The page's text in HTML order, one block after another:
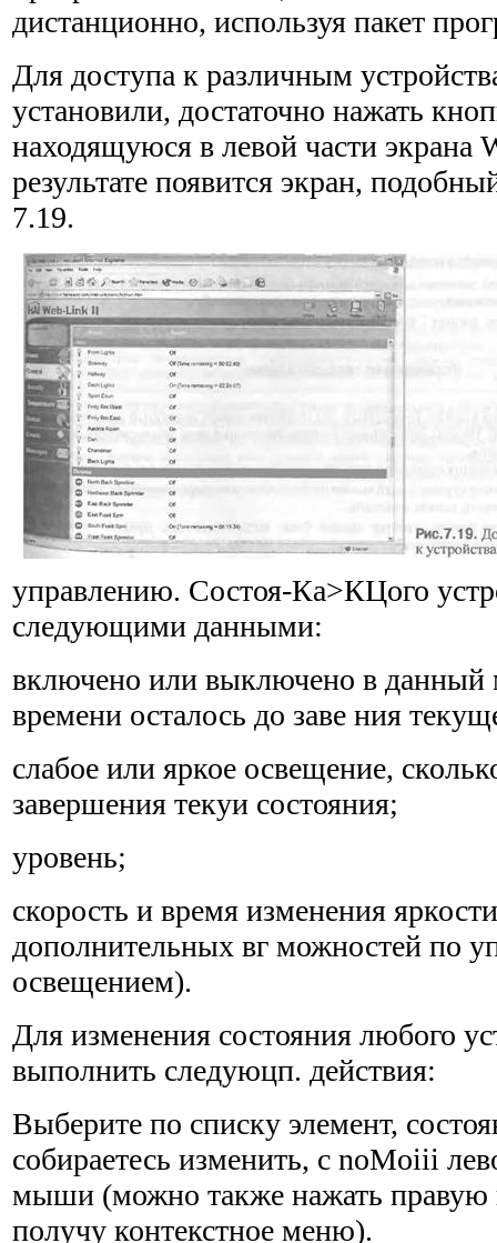
дистанционно, используя пакет
Для доступа к различным
установили, доста­точно нажать
находящуюся в левой части экрана
результате появится экран,
7.19.
управлению. Состоя-Ка>КЦого
следующими данными:
включено или выключено в данный
времени осталось до заве ния
слабое или яркое освещение,
завершения текуи состояния;
уровень;
скорость и время изменения
дополнительных вг можностей по
освещением).
Для изменения состояния любого
выполнить следуюцп. действия:
Выберите по списку элемент,
собираетесь изменить, с noMoiii
мыши (можно также нажать
получу контекстное меню).